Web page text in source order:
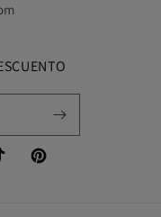
Pinterest